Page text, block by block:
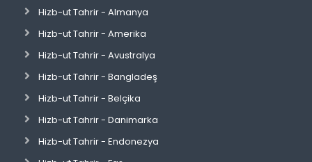
Hizb-ut Tahrir - Almanya
Hizb-ut Tahrir - Amerika
Hizb-ut Tahrir - Avustralya
Hizb-ut Tahrir - Bangladeş
Hizb-ut Tahrir - Belçika
Hizb-ut Tahrir - Danimarka
Hizb-ut Tahrir - Endonezya